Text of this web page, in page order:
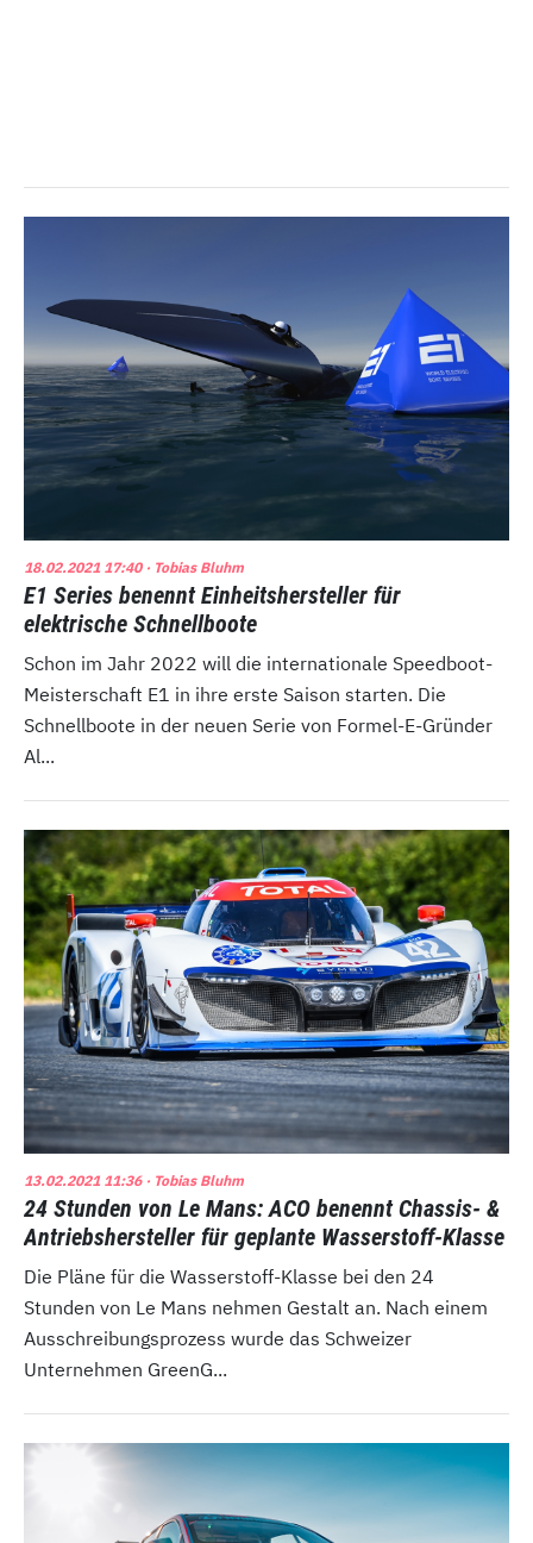
18.02.2021 17:40· Tobias Bluhm
E1 Series benennt Einheitshersteller für
elektrische Schnellboote
Schon im Jahr 2022 will die internationale Speedboot-
Meisterschaft E1 in ihre erste Saison starten. Die
Schnellboote in der neuen Serie von Formel-E-Gründer
Al...
13.02.2021 11:36· Tobias Bluhm
24 Stunden von Le Mans: ACO benennt Chassis- &
Antriebshersteller für geplante Wasserstoff-Klasse
Die Pläne für die Wasserstoff-Klasse bei den 24
Stunden von Le Mans nehmen Gestalt an. Nach einem
Ausschreibungsprozess wurde das Schweizer
Unternehmen GreenG...